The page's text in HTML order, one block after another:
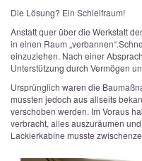
Die Lösung? Ein Schleifraum!
Anstatt quer über die Werkstatt
in einen Raum „verbannen“.
einzuziehen. Nach einer
Unterstützung durch Vermögen
Ursprünglich waren die
mussten jedoch aus allseits
verschoben werden. Im Voraus
verbracht, alles auszuräumen
Lackierkabine musste